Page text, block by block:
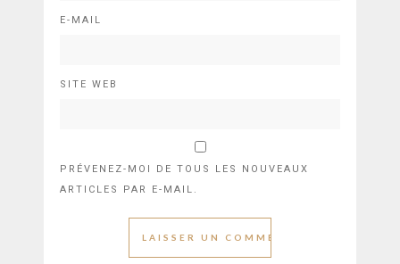
E-MAIL
SITE WEB
PRÉVENEZ-MOI DE TOUS LES NOUVEAUX
ARTICLES PAR E-MAIL.